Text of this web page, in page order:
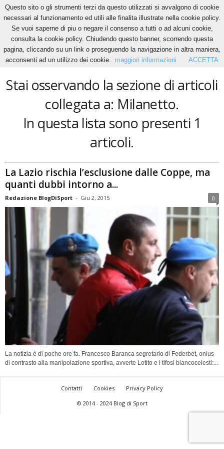
Home Tags Milanetto
Milanetto
Stai osservando la sezione di articoli
collegata a: Milanetto.
In questa lista sono presenti 1
articoli.
La Lazio rischia l’esclusione dalle Coppe, ma
quanti dubbi intorno a...
Redazione BlogDiSport - Giu 2, 2015 0
La notizia è di poche ore fa. Francesco Baranca segretario di Federbet, onlus
di contrasto alla manipolazione sportiva, avverte Lotito e i tifosi biancocelesti:...
Contatti Cookies
Privacy Policy
© 2014 - 2024 Blog di Sport
Questo sito o gli strumenti terzi da questo utilizzati si avvalgono di cookie
necessari al funzionamento ed utili alle finalita illustrate nella cookie policy.
Se vuoi saperne di piu o negare il consenso a tutti o ad alcuni cookie,
consulta la cookie policy. Chiudendo questo banner, scorrendo questa
pagina, cliccando su un link o proseguendo la navigazione in altra maniera,
acconsenti ad un utilizzo dei cookie.
maggiori informazioni ACCETTA